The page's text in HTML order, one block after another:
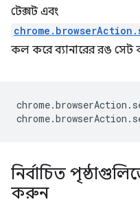
টেক্সট এবং
কল করে ব্যানারের রঙ সেট
chrome.browserAction .
chrome.browserAction .
নির্বাচিত
করুন